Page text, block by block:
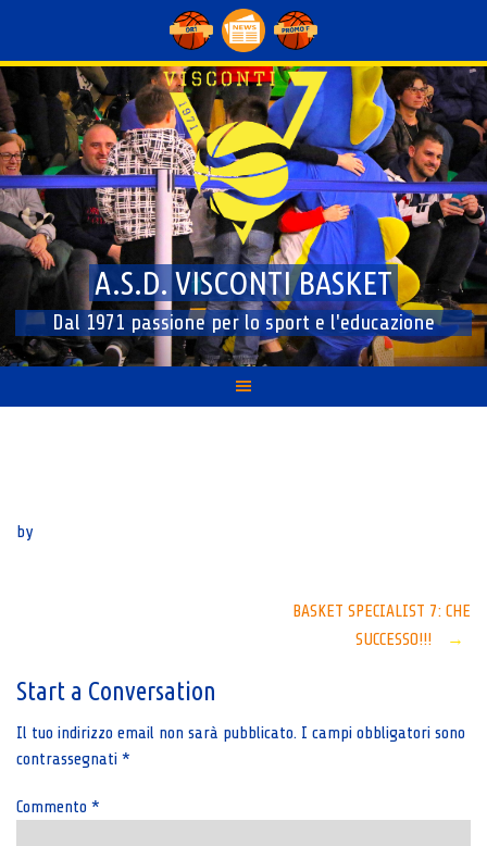
content
A.S.D. VISCONTI BASKET
Dal 1971 passione per lo sport e l'educazione
by
BASKET SPECIALIST 7: CHE
SUCCESSO!!!
→
Start a Conversation
Il tuo indirizzo email non sarà pubblicato. I campi obbligatori sono
contrassegnati *
Commento *